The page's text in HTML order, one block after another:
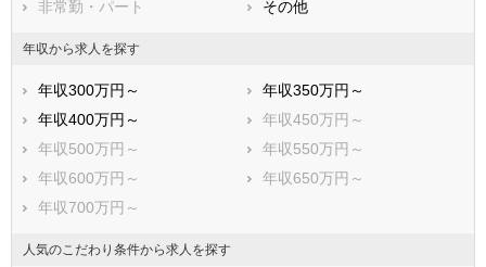
泉大津市
高槻市
貝塚市
八尾市
泉佐野市
富田林市
寝屋川市
河内長野市
松原市
大東市
和泉市
箕面市
羽曳野市
非常勤・パート
その他
年収から求人を探す
年収300万円～
年収350万円～
年収400万円～
年収450万円～
年収500万円～
年収550万円～
年収600万円～
年収650万円～
年収700万円～
人気のこだわり条件から求人を探す